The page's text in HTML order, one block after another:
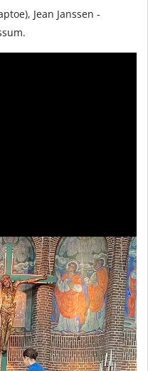
Jean Janssen -